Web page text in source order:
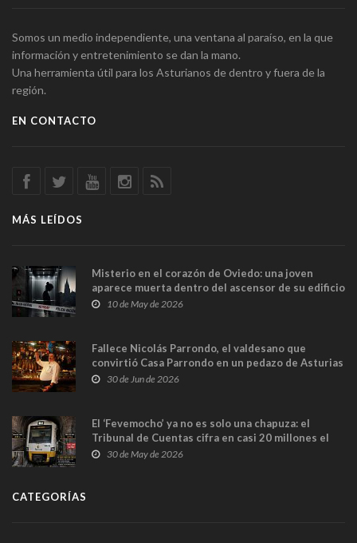
Somos un medio independiente, una ventana al paraíso, en la que
información y entretenimiento se dan la mano.
Una herramienta útil para los Asturianos de dentro y fuera de la
región.
EN CONTACTO
MÁS LEÍDOS
Misterio en el corazón de Oviedo: una joven
aparece muerta dentro del ascensor de su edificio
y las cámaras captan sus últimos minutos
10 de May de 2026
Fallece Nicolás Parrondo, el valdesano que
convirtió Casa Parrondo en un pedazo de Asturias
en Madrid
30 de Jun de 2026
El ‘Fevemocho’ ya no es solo una chapuza: el
Tribunal de Cuentas cifra en casi 20 millones el
sobrecoste de los trenes que no cabían por los
30 de May de 2026
CATEGORÍAS